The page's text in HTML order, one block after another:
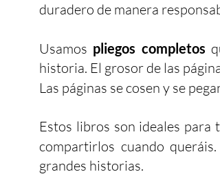
duradero de manera
Usamos pliegos completos
historia. El grosor de las
Las páginas se cosen y se
Estos libros son ideales
compartirlos cuando queráis.
grandes historias.